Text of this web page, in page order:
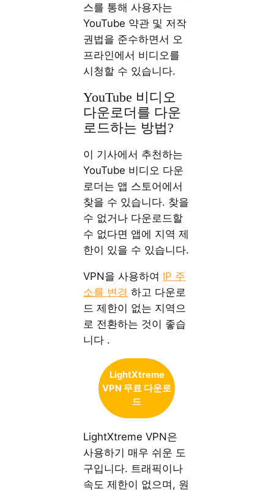
스를 통해 사용자는
YouTube 약관 및 저작
권법을 준수하면서 오
프라인에서 비디오를
시청할 수 있습니다.
YouTube 비디오
다운로더를 다운
로드하는 방법?
이 기사에서 추천하는
YouTube 비디오 다운
로더는 앱 스토어에서
찾을 수 있습니다. 찾을
수 없거나 다운로드할
수 없다면 앱에 지역 제
한이 있을 수 있습니다.
VPN을 사용하여 IP 주
소를 변경 하고 다운로
드 제한이 없는 지역으
로 전환하는 것이 좋습
니다 .
LightXtreme
VPN 무료 다운로
드
LightXtreme VPN은
사용하기 매우 쉬운 도
구입니다. 트래픽이나
속도 제한이 없으며, 원